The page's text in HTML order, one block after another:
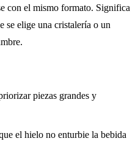
con el mismo formato. Significa
se elige una cristalería o un
piezas grandes y
el hielo no enturbie la bebida